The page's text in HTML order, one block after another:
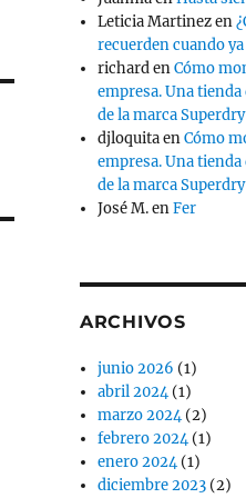
Leticia Martinezen
recuerden cuando
richardenCómo
empresa. Una
de la marca Superdry
djloquitaenCómo
empresa. Una
de la marca Superdry
José M.enFer
ARCHIVOS
junio 2026 (1)
abril 2024(1)
marzo 2024(2)
febrero 2024(1)
enero 2024(1)
diciembre 2023 (2)